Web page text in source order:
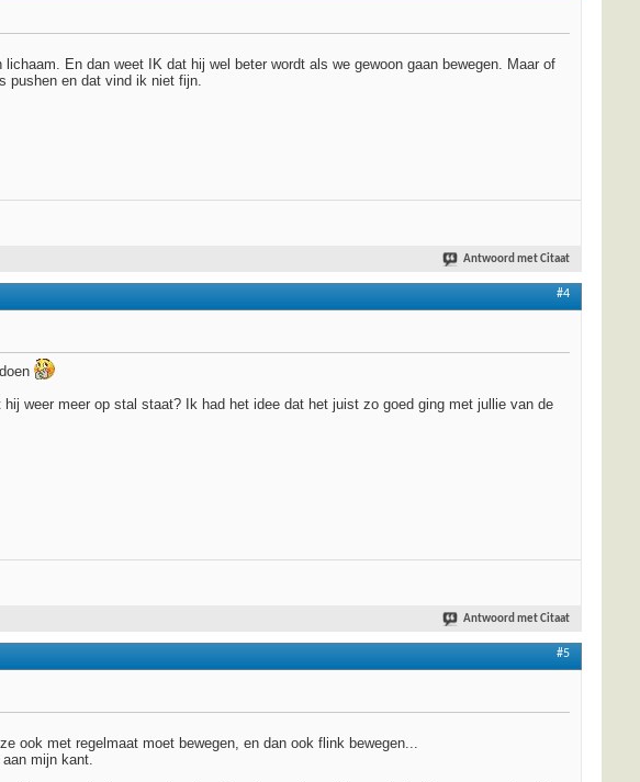
En dan weet IK dat hij wel beter wordt als we gewoon gaan bewegen. Maar of
pushen en dat vind ik niet fijn.
Antwoord met Citaat
#4
weer meer op stal staat? Ik had het idee dat het juist zo goed ging met jullie van de
Antwoord met Citaat
#5
ook met regelmaat moet bewegen, en dan ook flink bewegen...
mijn kant.